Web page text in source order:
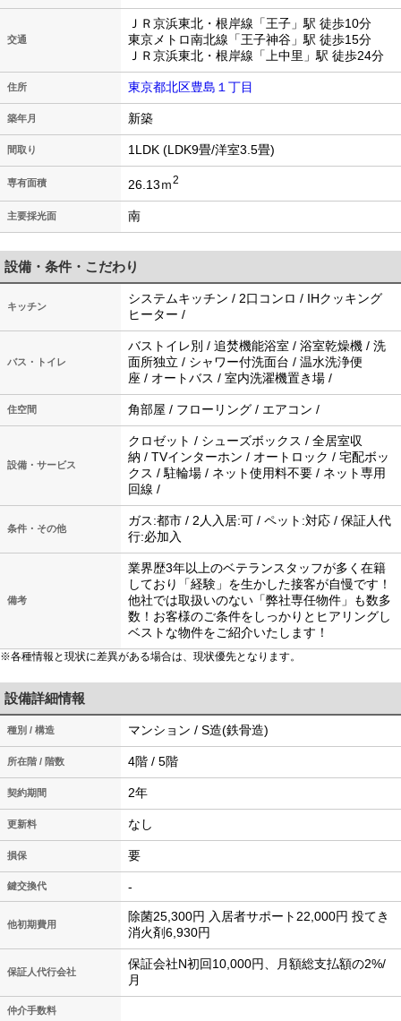
交通
ＪＲ京浜東北・根岸線「王子」駅 徒歩10分
東京メトロ南北線「王子神谷」駅 徒歩15分
ＪＲ京浜東北・根岸線「上中里」駅 徒歩24分
住所 東京都北区豊島１丁目
築年月 新築
間取り 1LDK (LDK9畳/洋室3.5畳)
専有面積 26.13ｍ2
主要採光面 南
設備・条件・こだわり
キッチン
システムキッチン / 2口コンロ / IHクッキング
ヒーター /
バス・トイレ
バストイレ別 / 追焚機能浴室 / 浴室乾燥機 / 洗
面所独立 / シャワー付洗面台 / 温水洗浄便
座 / オートバス / 室内洗濯機置き場 /
住空間 角部屋 / フローリング / エアコン /
設備・サービス
クロゼット / シューズボックス / 全居室収
納 / TVインターホン / オートロック / 宅配ボッ
クス / 駐輪場 / ネット使用料不要 / ネット専用
回線 /
条件・その他
ガス:都市 / 2人入居:可 / ペット:対応 / 保証人代
行:必加入
備考
業界歴3年以上のベテランスタッフが多く在籍
しており「経験」を生かした接客が自慢です！
他社では取扱いのない「弊社専任物件」も数多
数！お客様のご条件をしっかりとヒアリングし
ベストな物件をご紹介いたします！
※各種情報と現状に差異がある場合は、現状優先となります。
設備詳細情報
種別 / 構造 マンション / S造(鉄骨造)
所在階 / 階数 4階 / 5階
契約期間 2年
更新料 なし
損保 要
鍵交換代 -
他初期費用
除菌25,300円 入居者サポート22,000円 投てき
消火剤6,930円
保証人代行会社
保証会社N初回10,000円、月額総支払額の2%/
月
仲介手数料